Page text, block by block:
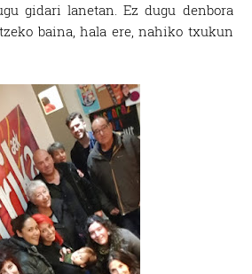
gidari lanetan. Ez dugu denbora
baina, hala ere, nahiko txukun